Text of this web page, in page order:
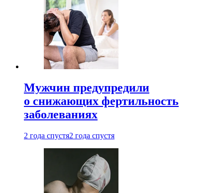
Мужчин предупредили
о снижающих фертильность
заболеваниях
2 года спустя2 года спустя